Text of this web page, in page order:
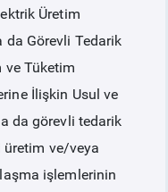
Üretim
da Görevli Tedarik
ve Tüketim
İlişkin Usul ve
da görevli tedarik
üretim ve/veya
işlemlerinin